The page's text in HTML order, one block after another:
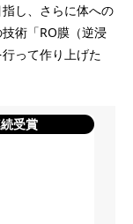
し、さらに体への
術「RO膜（逆浸
って作り上げた
受賞